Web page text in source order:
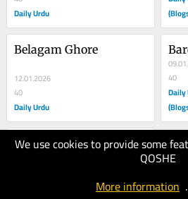
We use cookies to provide some
QOSHE
More information .
Daily Urdu
Belagam Ghore
12.01.2026
40
Daily Urdu
40
Daily
Bare Taya Abbu (2)